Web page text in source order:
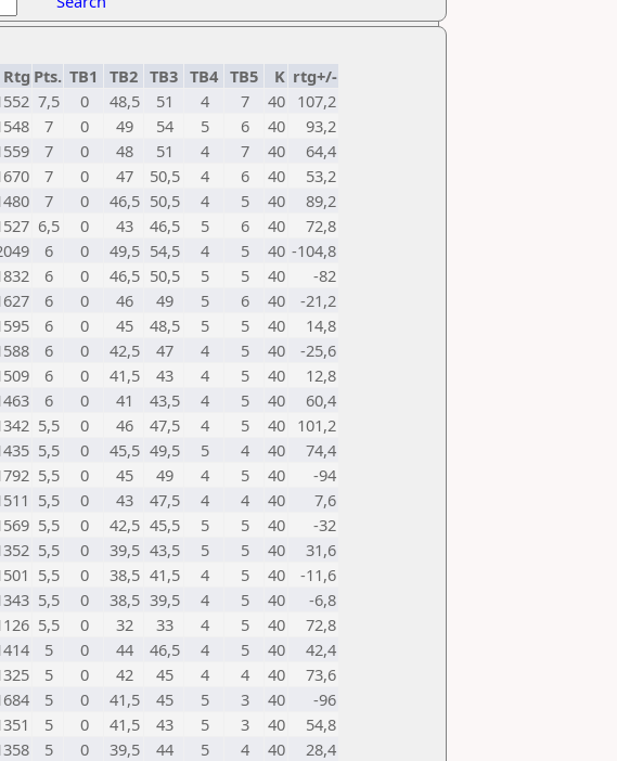
Rtg Pts. TB1 TB2 TB3 TB4 TB5 K rtg+/-
7,5 0 48,5 51 4 7 40 107,2
7 0 49 54 5 6 40
93,2
7 0 48 51 4 7 40
64,4
7 0 47 50,5 4 6 40
53,2
7 0 46,5 50,5 4 5 40
89,2
6,5 0 43 46,5 5 6 40
72,8
6 0 49,5 54,5 4 5 40 -104,8
6 0 46,5 50,5 5 5 40
-82
6 0 46 49 5 6 40
-21,2
6 0 45 48,5 5 5 40
14,8
6 0 42,5 47 4 5 40
-25,6
6 0 41,5 43 4 5 40
12,8
6 0 41 43,5 4 5 40
60,4
5,5 0 46 47,5 4 5 40 101,2
5,5 0 45,5 49,5 5 4 40
74,4
5,5 0 45 49 4 5 40
-94
5,5 0 43 47,5 4 4 40
7,6
5,5 0 42,5 45,5 5 5 40
-32
5,5 0 39,5 43,5 5 5 40
31,6
5,5 0 38,5 41,5 4 5 40
-11,6
5,5 0 38,5 39,5 4 5 40
-6,8
5,5 0 32 33 4 5 40
72,8
5 0 44 46,5 4 5 40
42,4
5 0 42 45 4 4 40
73,6
5 0 41,5 45 5 3 40
-96
5 0 41,5 43 5 3 40
54,8
5 0 39,5 44 5 4 40
28,4